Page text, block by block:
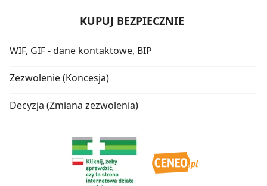
KUPUJ BEZPIECZNIE
WIF, GIF - dane kontaktowe, BIP
Zezwolenie (Koncesja)
Decyzja (Zmiana zezwolenia)